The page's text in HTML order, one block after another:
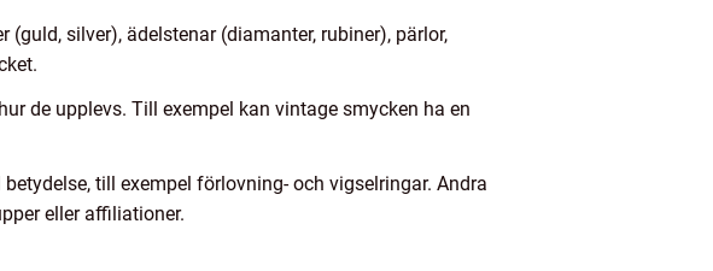
silver), ädelstenar (diamanter, rubiner), pärlor,
de upplevs. Till exempel kan vintage smycken ha en
till exempel förlovning- och vigselringar. Andra
eller affiliationer.